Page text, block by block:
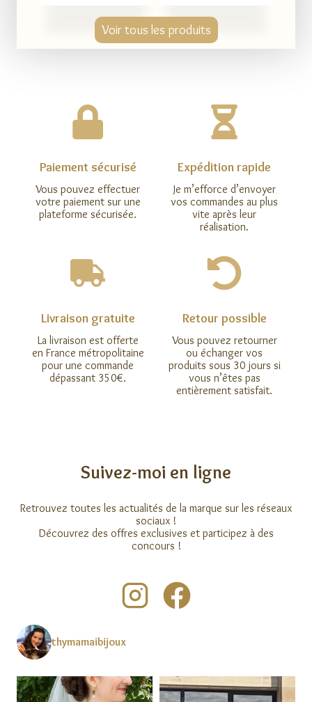
Voir tous les produits
Paiement sécurisé
Vous pouvez effectuer
votre paiement sur une
plateforme sécurisée.
Expédition rapide
Je m’efforce d’envoyer
vos commandes au plus
vite après leur
réalisation.
Livraison gratuite
La livraison est offerte
en France métropolitaine
pour une commande
dépassant 350€.
Retour possible
Vous pouvez retourner
ou échanger vos
produits sous 30 jours si
vous n’êtes pas
entièrement satisfait.
Suivez-moi en ligne
Retrouvez toutes les actualités de la marque sur les réseaux
sociaux !
Découvrez des offres exclusives et participez à des
concours !
thymamaibijoux